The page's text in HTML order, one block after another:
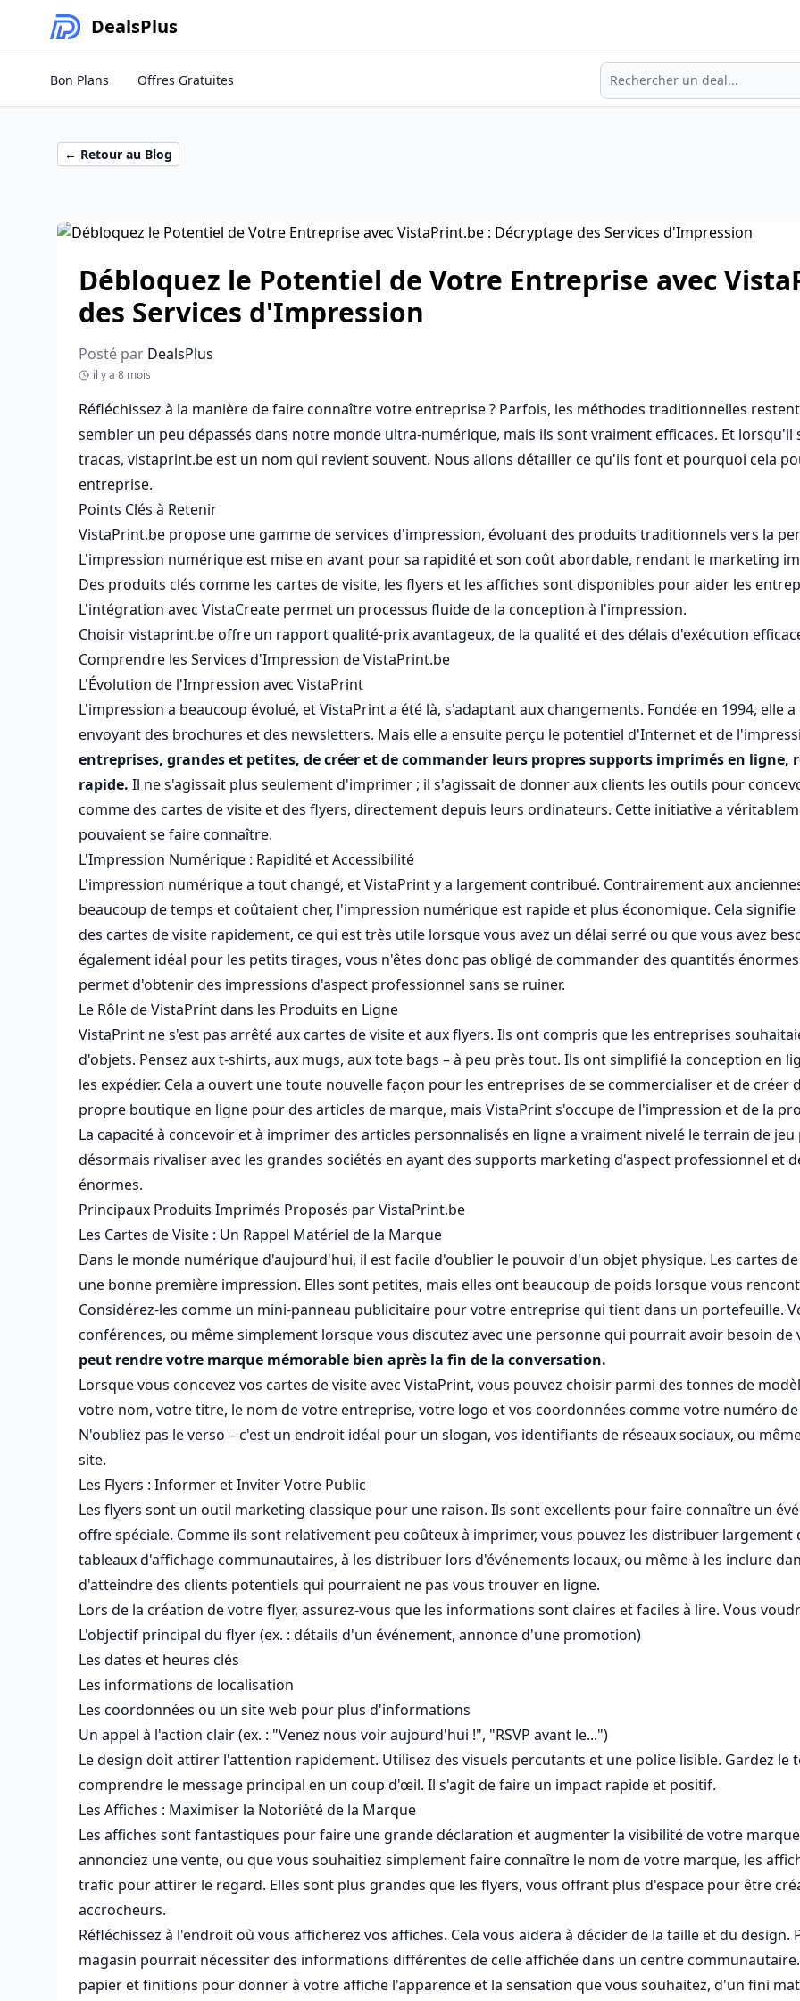
DealsPlus
Recherche
Bon Plans Offres Gratuites
← Retour au Blog
Débloquez le Potentiel de Votre Entreprise avec
des Services d'Impression
Posté par DealsPlus
il y a 8 mois
Réfléchissez à la manière de faire connaître votre entreprise ? Parfois, les méthodes traditionnelles
sembler un peu dépassés dans notre monde ultra-numérique, mais ils sont vraiment efficaces. Et
tracas, vistaprint.be est un nom qui revient souvent. Nous allons détailler ce qu'ils font et pourquoi cela
entreprise.
Points Clés à Retenir
VistaPrint.be propose une gamme de services d'impression, évoluant des produits traditionnels vers la
L'impression numérique est mise en avant pour sa rapidité et son coût abordable, rendant le marketing
Des produits clés comme les cartes de visite, les flyers et les affiches sont disponibles pour aider les
L'intégration avec VistaCreate permet un processus fluide de la conception à l'impression.
Choisir vistaprint.be offre un rapport qualité-prix avantageux, de la qualité et des délais d'exécution
Comprendre les Services d'Impression de VistaPrint.be
L'Évolution de l'Impression avec VistaPrint
L'impression a beaucoup évolué, et VistaPrint a été là, s'adaptant aux changements. Fondée en 1994, elle
envoyant des brochures et des newsletters. Mais elle a ensuite perçu le potentiel d'Internet et de
entreprises, grandes et petites, de créer et de commander leurs propres supports imprimés en ligne,
rapide. Il ne s'agissait plus seulement d'imprimer ; il s'agissait de donner aux clients les outils pour
comme des cartes de visite et des flyers, directement depuis leurs ordinateurs. Cette initiative a
pouvaient se faire connaître.
L'Impression Numérique : Rapidité et Accessibilité
L'impression numérique a tout changé, et VistaPrint y a largement contribué. Contrairement aux
beaucoup de temps et coûtaient cher, l'impression numérique est rapide et plus économique. Cela
des cartes de visite rapidement, ce qui est très utile lorsque vous avez un délai serré ou que vous avez
également idéal pour les petits tirages, vous n'êtes donc pas obligé de commander des quantités
permet d'obtenir des impressions d'aspect professionnel sans se ruiner.
Le Rôle de VistaPrint dans les Produits en Ligne
VistaPrint ne s'est pas arrêté aux cartes de visite et aux flyers. Ils ont compris que les entreprises
d'objets. Pensez aux t-shirts, aux mugs, aux tote bags – à peu près tout. Ils ont simplifié la conception en
les expédier. Cela a ouvert une toute nouvelle façon pour les entreprises de se commercialiser et de créer
propre boutique en ligne pour des articles de marque, mais VistaPrint s'occupe de l'impression et de la
La capacité à concevoir et à imprimer des articles personnalisés en ligne a vraiment nivelé le terrain de
désormais rivaliser avec les grandes sociétés en ayant des supports marketing d'aspect professionnel et
énormes.
Principaux Produits Imprimés Proposés par VistaPrint.be
Les Cartes de Visite : Un Rappel Matériel de la Marque
Dans le monde numérique d'aujourd'hui, il est facile d'oublier le pouvoir d'un objet physique. Les cartes
une bonne première impression. Elles sont petites, mais elles ont beaucoup de poids lorsque vous
Considérez-les comme un mini-panneau publicitaire pour votre entreprise qui tient dans un portefeuille.
conférences, ou même simplement lorsque vous discutez avec une personne qui pourrait avoir besoin de
peut rendre votre marque mémorable bien après la fin de la conversation.
Lorsque vous concevez vos cartes de visite avec VistaPrint, vous pouvez choisir parmi des tonnes de
votre nom, votre titre, le nom de votre entreprise, votre logo et vos coordonnées comme votre numéro
N'oubliez pas le verso – c'est un endroit idéal pour un slogan, vos identifiants de réseaux sociaux, ou
site.
Les Flyers : Informer et Inviter Votre Public
Les flyers sont un outil marketing classique pour une raison. Ils sont excellents pour faire connaître un
offre spéciale. Comme ils sont relativement peu coûteux à imprimer, vous pouvez les distribuer
tableaux d'affichage communautaires, à les distribuer lors d'événements locaux, ou même à les inclure
d'atteindre des clients potentiels qui pourraient ne pas vous trouver en ligne.
Lors de la création de votre flyer, assurez-vous que les informations sont claires et faciles à lire. Vous
L'objectif principal du flyer (ex. : détails d'un événement, annonce d'une promotion)
Les dates et heures clés
Les informations de localisation
Les coordonnées ou un site web pour plus d'informations
Un appel à l'action clair (ex. : "Venez nous voir aujourd'hui !", "RSVP avant le...")
Le design doit attirer l'attention rapidement. Utilisez des visuels percutants et une police lisible. Gardez le
comprendre le message principal en un coup d'œil. Il s'agit de faire un impact rapide et positif.
Les Affiches : Maximiser la Notoriété de la Marque
Les affiches sont fantastiques pour faire une grande déclaration et augmenter la visibilité de votre
annonciez une vente, ou que vous souhaitiez simplement faire connaître le nom de votre marque, les
trafic pour attirer le regard. Elles sont plus grandes que les flyers, vous offrant plus d'espace pour être
accrocheurs.
Réfléchissez à l'endroit où vous afficherez vos affiches. Cela vous aidera à décider de la taille et du
magasin pourrait nécessiter des informations différentes de celle affichée dans un centre
papier et finitions pour donner à votre affiche l'apparence et la sensation que vous souhaitez, d'un fini